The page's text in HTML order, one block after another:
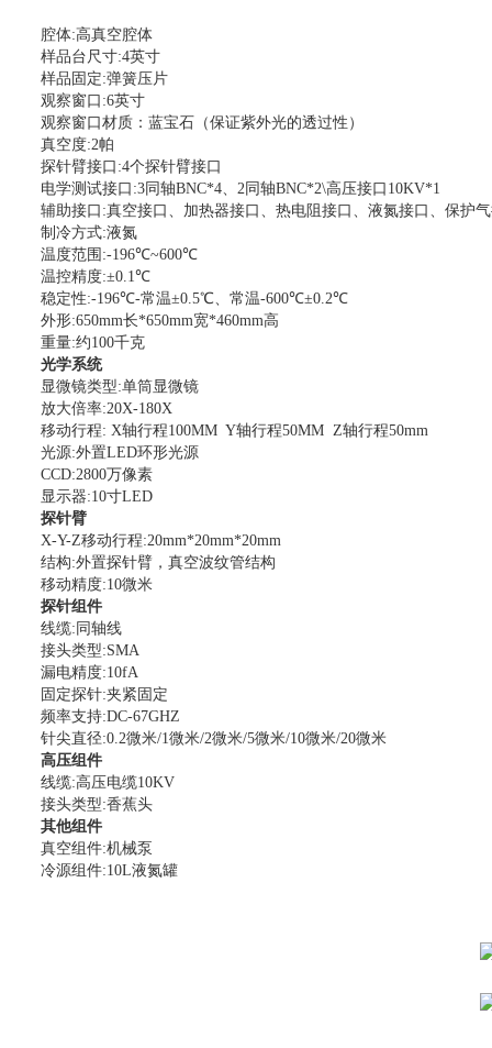
腔体:高真空腔体
样品台尺寸:4英寸
样品固定:弹簧压片
观察窗口 :6英寸
观察窗口材质：蓝宝石（保证紫外光的透过性）
真空度:2帕
探针臂接口 :4个探针臂接口
电学测试接口 :3 同轴BNC*4、 2 同轴BNC*2\高压接口 10KV*1
辅助接口 :真空接口、加热器接口、热电阻接口、液氮接口、保护
制冷方式:液氮
温度范围 :-196℃~600℃
温控精度:±0.1℃
稳定性:-196℃-常温±0.5℃、常温-600℃±0.2℃
外形:650mm长*650mm宽*460mm高
重量:约100千克
光学系统
显微镜类型:单筒显微镜
放大倍率:20X-180X
移动行程: X轴行程100MM Y轴行程50MM Z轴行程50mm
光源:外置LED环形光源
CCD:2800万像素
显示器:10寸LED
探针臂
X-Y-Z移动行程:20mm*20mm*20mm
结构:外置探针臂，真空波纹管结构
移动精度:10微米
探针组件
线缆: 同轴线
接头类型:SMA
漏电精度:10fA
固定探针:夹紧固定
频率支持:DC-67GHZ
针尖直径:0.2微米/1微米/2微米/5微米/10微米/20微米
高压组件
线缆:高压电缆10KV
接头类型:香蕉头
其他组件
真空组件:机械泵
冷源组件:10L液氮罐